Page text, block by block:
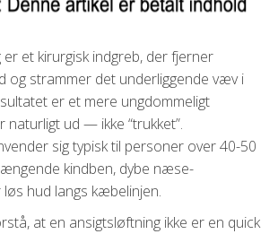
er et kirurgisk indgreb, der fjerner
og strammer det underliggende væv i
er et mere ungdommeligt
naturligt ud — ikke “trukket”.
sig typisk til personer over 40-50
kindben, dybe næse-
hud langs kæbelinjen.
at en ansigtsløftning ikke er en quick